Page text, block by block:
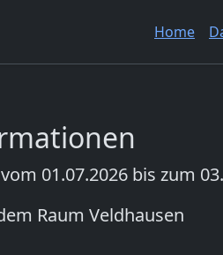
Home
01.07.2026 bis zum
Raum Veldhausen